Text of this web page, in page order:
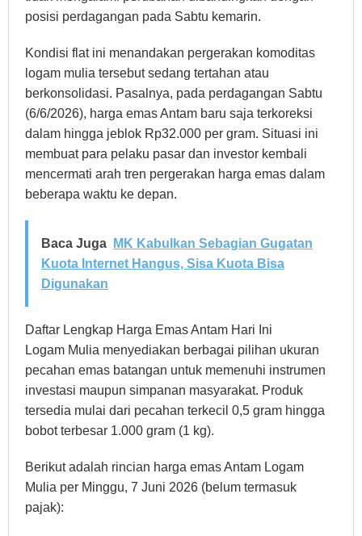
posisi perdagangan pada Sabtu kemarin.
Kondisi flat ini menandakan pergerakan komoditas
logam mulia tersebut sedang tertahan atau
berkonsolidasi. Pasalnya, pada perdagangan Sabtu
(6/6/2026), harga emas Antam baru saja terkoreksi
dalam hingga jeblok Rp32.000 per gram. Situasi ini
membuat para pelaku pasar dan investor kembali
mencermati arah tren pergerakan harga emas dalam
beberapa waktu ke depan.
Baca Juga
MK Kabulkan Sebagian Gugatan
Kuota Internet Hangus, Sisa Kuota Bisa
Digunakan
Daftar Lengkap Harga Emas Antam Hari Ini
Logam Mulia menyediakan berbagai pilihan ukuran
pecahan emas batangan untuk memenuhi instrumen
investasi maupun simpanan masyarakat. Produk
tersedia mulai dari pecahan terkecil 0,5 gram hingga
bobot terbesar 1.000 gram (1 kg).
Berikut adalah rincian harga emas Antam Logam
Mulia per Minggu, 7 Juni 2026 (belum termasuk
pajak):